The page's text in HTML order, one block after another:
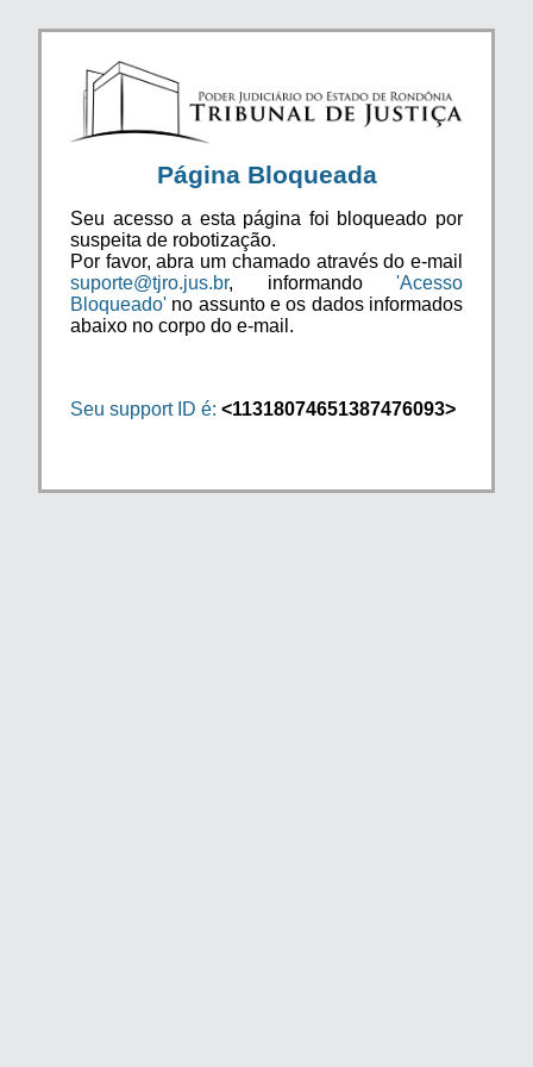
Página Bloqueada
Seu acesso a esta página foi bloqueado por
suspeita de robotização.
Por favor, abra um chamado através do e-mail
suporte@tjro.jus.br, informando 'Acesso
Bloqueado' no assunto e os dados informados
abaixo no corpo do e-mail.
Seu support ID é: <11318074651387476093>